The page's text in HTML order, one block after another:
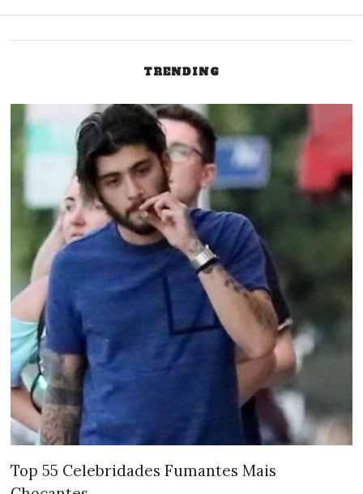
Post
TRENDING
Top 55 Celebridades Fumantes Mais